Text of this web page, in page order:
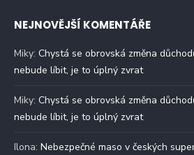
NEJNOVĚJŠÍ KOMENTÁŘE
Miky: Chystá se obrovská změna
nebude líbit, je to úplný zvrat
Miky: Chystá se obrovská změna
nebude líbit, je to úplný zvrat
Ilona: Nebezpečné maso v českých